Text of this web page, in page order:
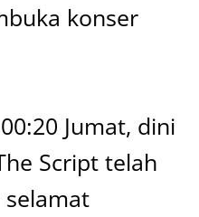
konser
Jumat, dini
Script telah